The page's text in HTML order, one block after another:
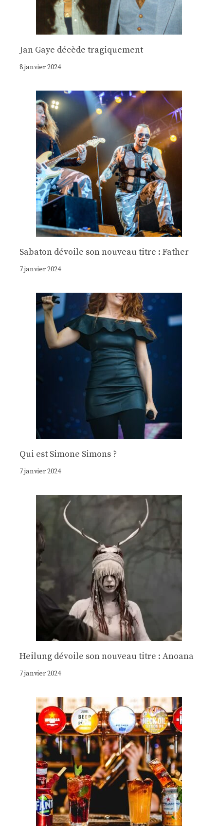
Jan Gaye décède tragiquement
8 janvier 2024
Sabaton dévoile son nouveau titre : Father
7 janvier 2024
Qui est Simone Simons ?
7 janvier 2024
Heilung dévoile son nouveau titre : Anoana
7 janvier 2024